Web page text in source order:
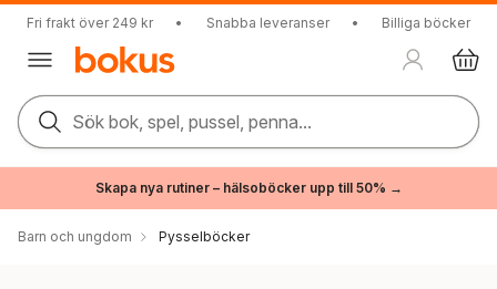
Fri frakt över 249 kr • Snabba leveranser • Billiga böcker
Sök bok, spel, pussel, penna...
Skapa nya rutiner – hälsoböcker upp till 50% →
Barn och ungdom Pysselböcker